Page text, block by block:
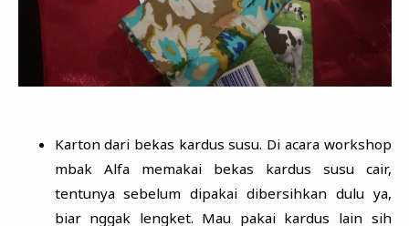
Karton dari bekas kardus susu. Di acara workshop
mbak Alfa memakai bekas kardus susu cair,
tentunya sebelum dipakai dibersihkan dulu ya,
biar nggak lengket. Mau pakai kardus lain sih